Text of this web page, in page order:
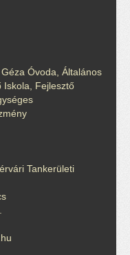
Óvoda, Általános
Iskola, Fejlesztő
Tankerületi